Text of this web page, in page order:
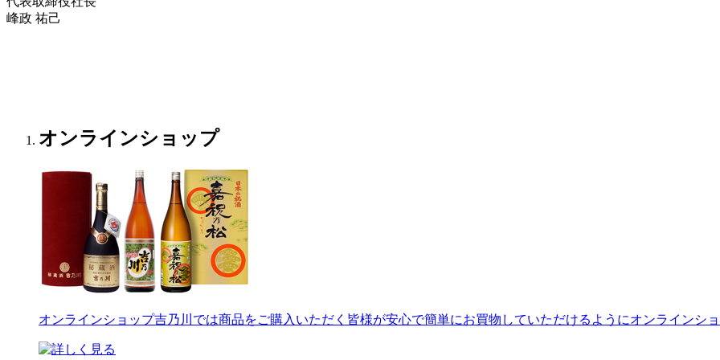
峰政 祐己
オンラインショップ
オンラインショップ吉乃川では商品をご購入いただく皆様が安心で簡単にお買物していただけるようにオンラインシ